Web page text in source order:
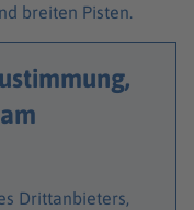
breiten Pisten.
Drittanbieters,